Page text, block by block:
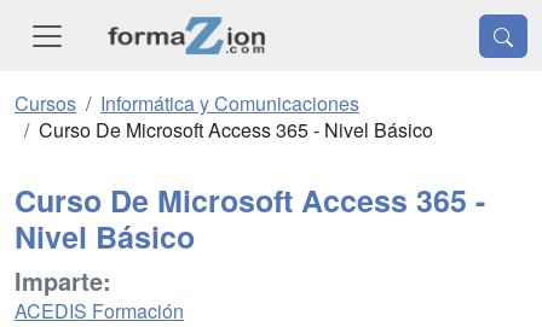
Cursos
Informática y Comunicaciones
Curso De Microsoft Access 365 - Nivel Básico
Curso De Microsoft Access 365 -
Nivel Básico
Imparte:
ACEDIS Formación